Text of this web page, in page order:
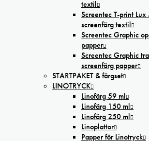
textil
Screentec T-print
screenfärg textil
Screentec Graphic
papper
Screentec Graphic
screenfärg papper
STARTPAKET & färgset
LINOTRYCK
Linofärg 59 ml
Linofärg 150 ml
Linofärg 250 ml
Linoplattor
Papper för Linotryck